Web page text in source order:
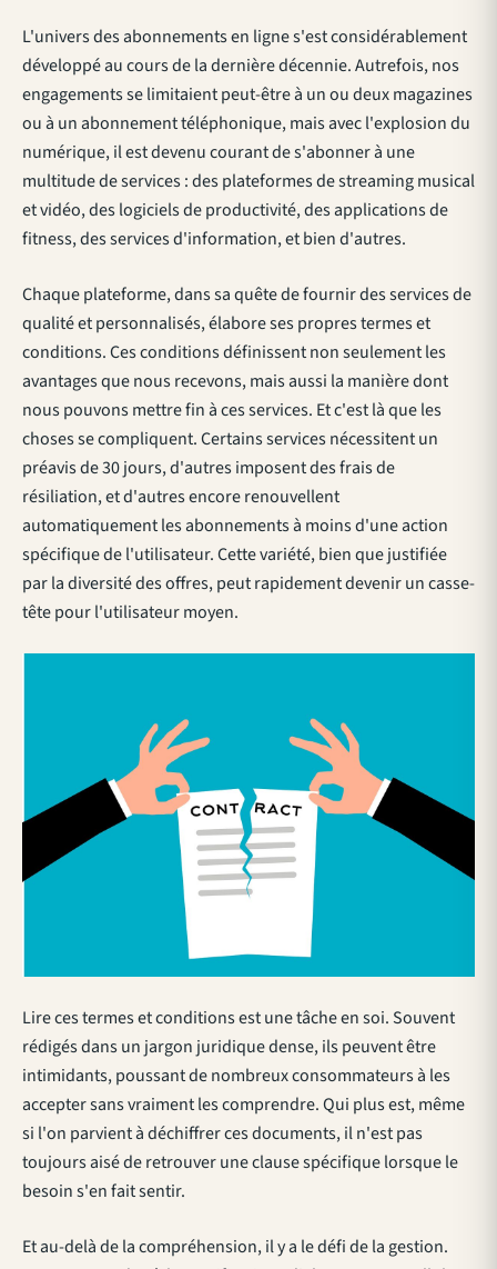
L'univers des abonnements en ligne s'est considérablement
développé au cours de la dernière décennie. Autrefois, nos
engagements se limitaient peut-être à un ou deux magazines
ou à un abonnement téléphonique, mais avec l'explosion du
numérique, il est devenu courant de s'abonner à une
multitude de services : des plateformes de streaming musical
et vidéo, des logiciels de productivité, des applications de
fitness, des services d'information, et bien d'autres.
Chaque plateforme, dans sa quête de fournir des services de
qualité et personnalisés, élabore ses propres termes et
conditions. Ces conditions définissent non seulement les
avantages que nous recevons, mais aussi la manière dont
nous pouvons mettre fin à ces services. Et c'est là que les
choses se compliquent. Certains services nécessitent un
préavis de 30 jours, d'autres imposent des frais de
résiliation, et d'autres encore renouvellent
automatiquement les abonnements à moins d'une action
spécifique de l'utilisateur. Cette variété, bien que justifiée
par la diversité des offres, peut rapidement devenir un casse-
tête pour l'utilisateur moyen.
Lire ces termes et conditions est une tâche en soi. Souvent
rédigés dans un jargon juridiquedense, ils peuvent être
intimidants, poussant de nombreux consommateurs à les
accepter sans vraiment les comprendre. Qui plus est, même
si l'on parvient à déchiffrer ces documents, il n'est pas
toujours aisé de retrouver une clause spécifique lorsque le
besoin s'en fait sentir.
Et au-delà de la compréhension, il y a le défi de la gestion.